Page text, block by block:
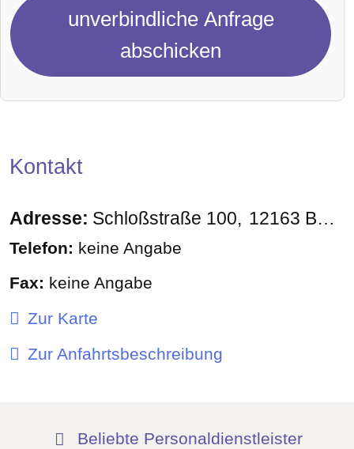
unverbindliche Anfrage
abschicken
Kontakt
Adresse: Schloßstraße 100 12163 Berlin
Telefon: keine Angabe
Fax: keine Angabe
Zur Karte
Zur Anfahrtsbeschreibung
Beliebte Personaldienstleister